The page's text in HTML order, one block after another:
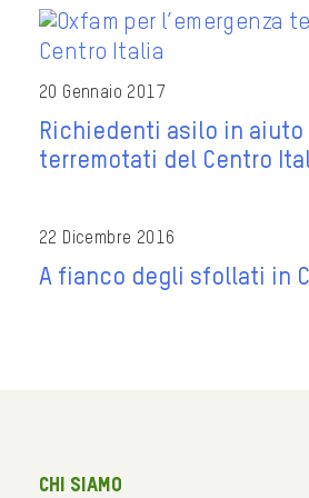
20 Gennaio 2017
Richiedenti asilo in aiuto
terremotati del Centro
22 Dicembre 2016
A fianco degli sfollati in
Chi siamo